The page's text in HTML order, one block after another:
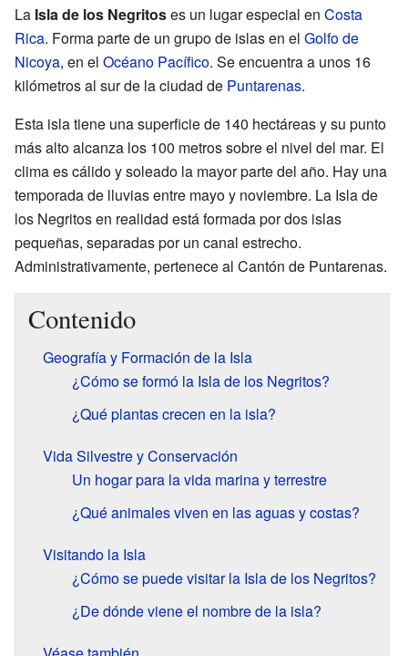
La Isla de los Negritoses un lugar especial en Costa
Rica. Forma parte de un grupo de islas en el Golfo de
Nicoya, en el Océano Pacífico. Se encuentra a unos 16
kilómetros al sur de la ciudad de Puntarenas.
Esta isla tiene una superficie de 140 hectáreas y su punto
más alto alcanza los 100 metros sobre el nivel del mar. El
clima es cálido y soleado la mayor parte del año. Hay una
temporada de lluvias entre mayo y noviembre. La Isla de
los Negritos en realidad está formada por dos islas
pequeñas, separadas por un canal estrecho.
Administrativamente, pertenece al Cantón de Puntarenas.
Contenido
Geografía y Formación de la Isla
¿Cómo se formó la Isla de los Negritos?
¿Qué plantas crecen en la isla?
Vida Silvestre y Conservación
Un hogar para la vida marina y terrestre
¿Qué animales viven en las aguas y costas?
Visitando la Isla
¿Cómo se puede visitar la Isla de los Negritos?
¿De dónde viene el nombre de la isla?